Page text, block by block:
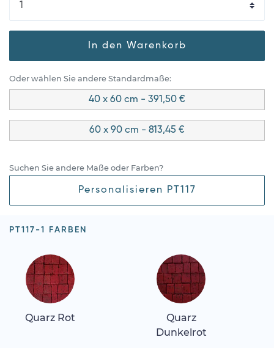
In den Warenkorb
Oder wählen Sie andere Standardmaße:
40 x 60 cm - 391,50 €
60 x 90 cm - 813,45 €
Suchen Sie andere Maße oder Farben?
Personalisieren PT117
PT117-1 FARBEN
Quarz Rot
Quarz
Dunkelrot